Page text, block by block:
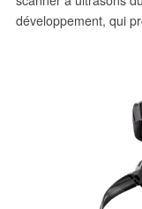
développement, qui
d'une IRM en moins
débuts dans un spa
d'une demande